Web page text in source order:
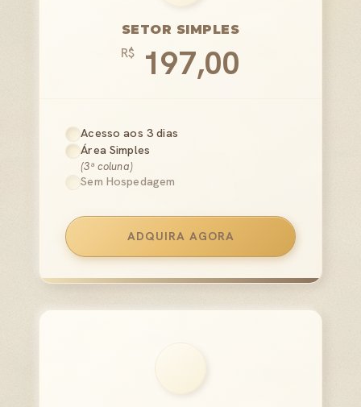
SETOR SIMPLES
R$ 197,00
Acesso aos 3 dias
Área Simples
(3ª coluna)
Sem Hospedagem
ADQUIRA AGORA